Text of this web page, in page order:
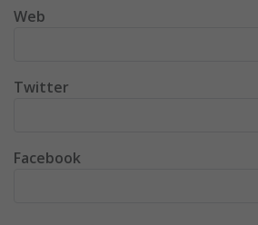
Web
Twitter
Facebook